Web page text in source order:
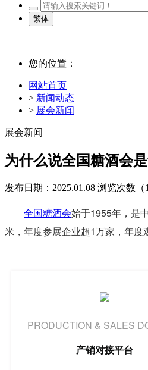
繁体
您的位置：
网站首页
> 新闻动态
> 展会新闻
展会新闻
为什么说全国糖酒会
发布日期：2025.01.08 浏览次数（
全国糖酒会始于1955年，是
米，年度参展企业超1万家，年
PRODUCTION & SALES
产销对接平台